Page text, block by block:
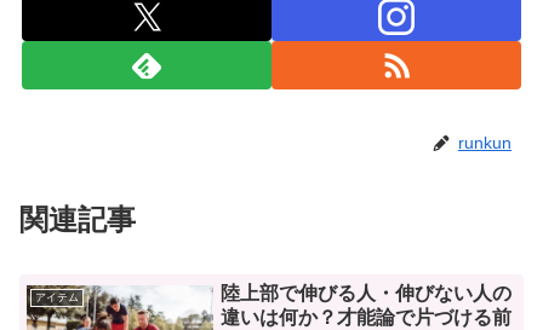
runkun
関連記事
アイテム
陸上部で伸びる人・伸びない人の
違いは何か？才能論で片づける前